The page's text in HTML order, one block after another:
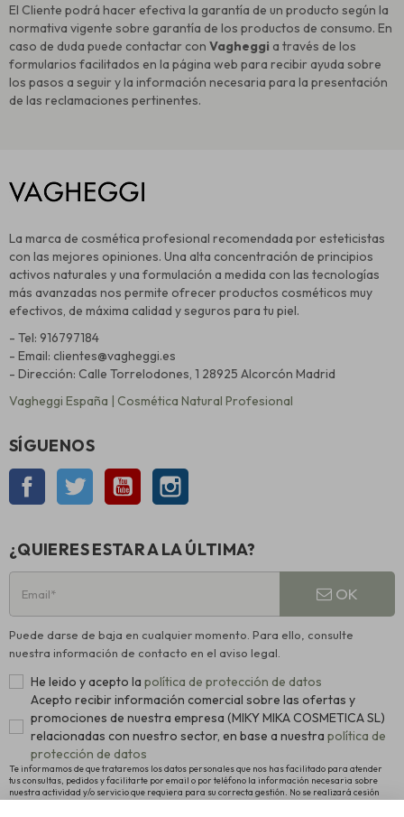
El Cliente podrá hacer efectiva la garantía de un producto según la
normativa vigente sobre garantía de los productos de consumo. En
caso de duda puede contactar con Vagheggi a través de los
formularios facilitados en la página web para recibir ayuda sobre
los pasos a seguir y la información necesaria para la presentación
de las reclamaciones pertinentes.
La marca de cosmética profesional recomendada por esteticistas
con las mejores opiniones. Una alta concentración de principios
activos naturales y una formulación a medida con las tecnologías
más avanzadas nos permite ofrecer productos cosméticos muy
efectivos, de máxima calidad y seguros para tu piel.
- Tel: 916797184
- Email: clientes@vagheggi.es
- Dirección: Calle Torrelodones, 1 28925 Alcorcón Madrid
Vagheggi España | Cosmética Natural Profesional
SÍGUENOS
Facebook Twitter YouTube
¿QUIERES ESTAR A LA ÚLTIMA?
OK
Puede darse de baja en cualquier momento. Para ello, consulte
nuestra información de contacto en el aviso legal.
He leido y acepto la política de protección de datos
Acepto recibir información comercial sobre las ofertas y
promociones de nuestra empresa (MIKY MIKA COSMETICA SL)
relacionadas con nuestro sector, en base a nuestra política de
protección de datos
Te informamos de que trataremos los datos personales que nos has facilitado para atender
tus consultas, pedidos y facilitarte por email o por teléfono la información necesaria sobre
nuestra actividad y/o servicio que requiera para su correcta gestión. No se realizará cesión
alguna a terceros. La legitimación para el tratamiento es el consentimiento manifestado para